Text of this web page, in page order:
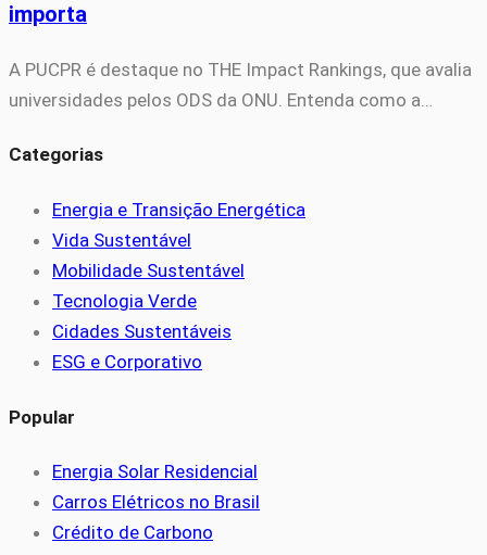
importa
A PUCPR é destaque no THE Impact Rankings, que avalia
universidades pelos ODS da ONU. Entenda como a…
Categorias
Energia e Transição Energética
Vida Sustentável
Mobilidade Sustentável
Tecnologia Verde
Cidades Sustentáveis
ESG e Corporativo
Popular
Energia Solar Residencial
Carros Elétricos no Brasil
Crédito de Carbono